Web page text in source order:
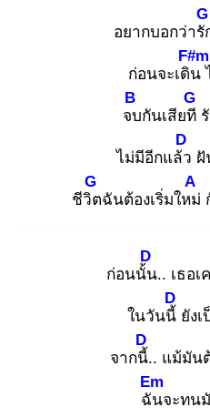
อยากบอกว่ารั
G
ก่อนจะเดิน
F#m
จบ
B
กันเสียที
G
ไม่มีอีกแล้ว
D
ฝั
ชีวิต
G
ฉันต้องเริ่มใหม่
A
ก่อนนั้น
D
.. เธอเ
ในวันนี้
D
ยัง
จากนี้.
D
. แม้มัน
ฉัน
Em
จะทน